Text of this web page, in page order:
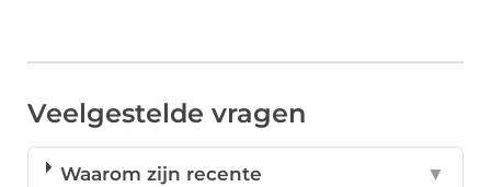
Veelgestelde vragen
Waarom zijn recente
▼